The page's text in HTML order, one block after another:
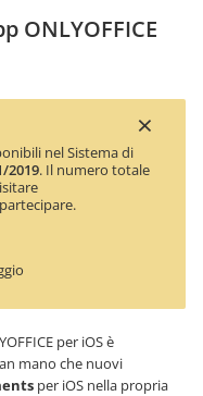
ONLYOFFICE
×
nel Sistema di
2019. Il numero totale
per iOS è
mano che nuovi
per iOS nella propria